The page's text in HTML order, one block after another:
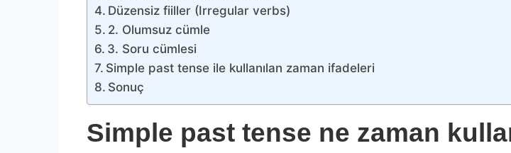
Düzensiz fiiller (Irregular verbs)
2. Olumsuz cümle
3. Soru cümlesi
Simple past tense ile kullanılan zaman ifadeleri
Sonuç
Simple past tense ne zaman